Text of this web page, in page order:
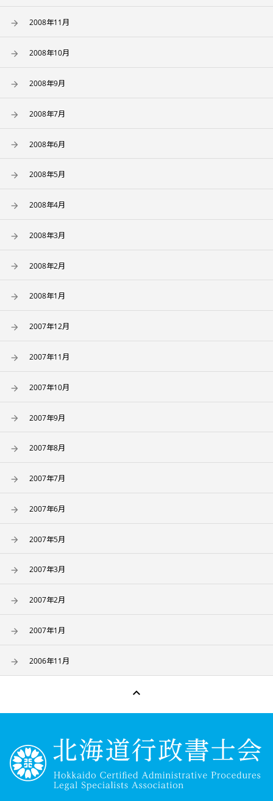
2008年11月
2008年10月
2008年9月
2008年7月
2008年6月
2008年5月
2008年4月
2008年3月
2008年2月
2008年1月
2007年12月
2007年11月
2007年10月
2007年9月
2007年8月
2007年7月
2007年6月
2007年5月
2007年3月
2007年2月
2007年1月
2006年11月
